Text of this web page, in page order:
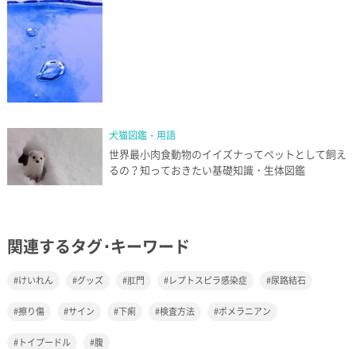
犬猫図鑑・用語
世界最小肉食動物のイイズナってペットとして飼え
るの？知っておきたい基礎知識・生体図鑑
関連するタグ･キーワード
けいれん グッズ 肛門 レプトスピラ感染症 尿路結石
擦り傷 サイン 下痢 検査方法 ポメラニアン
トイプードル 腹